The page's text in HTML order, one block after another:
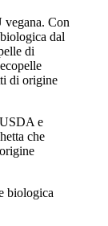
vegana. Con
dal
di
di origine
e
che
biologica